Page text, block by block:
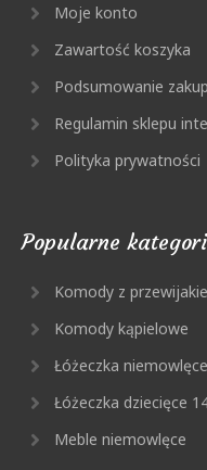
Moje konto
Zawartość koszyka
Podsumowanie
Regulamin sklepu
Polityka prywatności
Popularne
Komody z
Komody kąpielowe
Łóżeczka
Łóżeczka dziecięce
Meble niemowlęce